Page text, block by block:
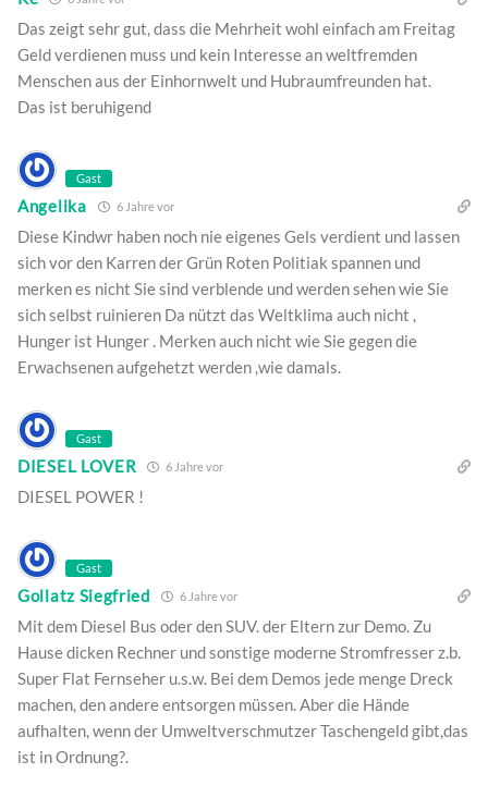
Das zeigt sehr gut, dass die Mehrheit wohl einfach am Freitag
Geld verdienen muss und kein Interesse an weltfremden
Menschen aus der Einhornwelt und Hubraumfreunden hat.
Das ist beruhigend
Gast
Angelika 6 Jahre vor
Diese Kindwr haben noch nie eigenes Gels verdient und lassen
sich vor den Karren der Grün Roten Politiak spannen und
merken es nicht Sie sind verblende und werden sehen wie Sie
sich selbst ruinieren Da nützt das Weltklima auch nicht ,
Hunger ist Hunger . Merken auch nicht wie Sie gegen die
Erwachsenen aufgehetzt werden ,wie damals.
Gast
DIESEL LOVER 6 Jahre vor
DIESEL POWER !
Gast
Gollatz Siegfried 6 Jahre vor
Mit dem Diesel Bus oder den SUV. der Eltern zur Demo. Zu
Hause dicken Rechner und sonstige moderne Stromfresser z.b.
Super Flat Fernseher u.s.w. Bei dem Demos jede menge Dreck
machen, den andere entsorgen müssen. Aber die Hände
aufhalten, wenn der Umweltverschmutzer Taschengeld gibt,das
ist in Ordnung?.